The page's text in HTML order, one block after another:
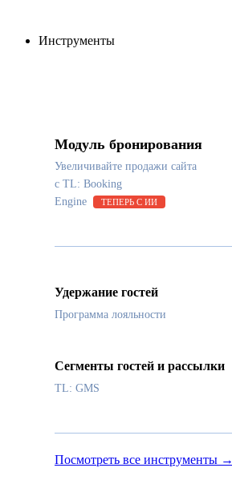
Инструменты
Модуль бронирования
Увеличивайте продажи сайта
с TL: Booking
Engine
ТЕПЕРЬ С ИИ
Удержание гостей
Программа лояльности
Сегменты гостей и рассылки
TL: GMS
Посмотреть все инструменты →